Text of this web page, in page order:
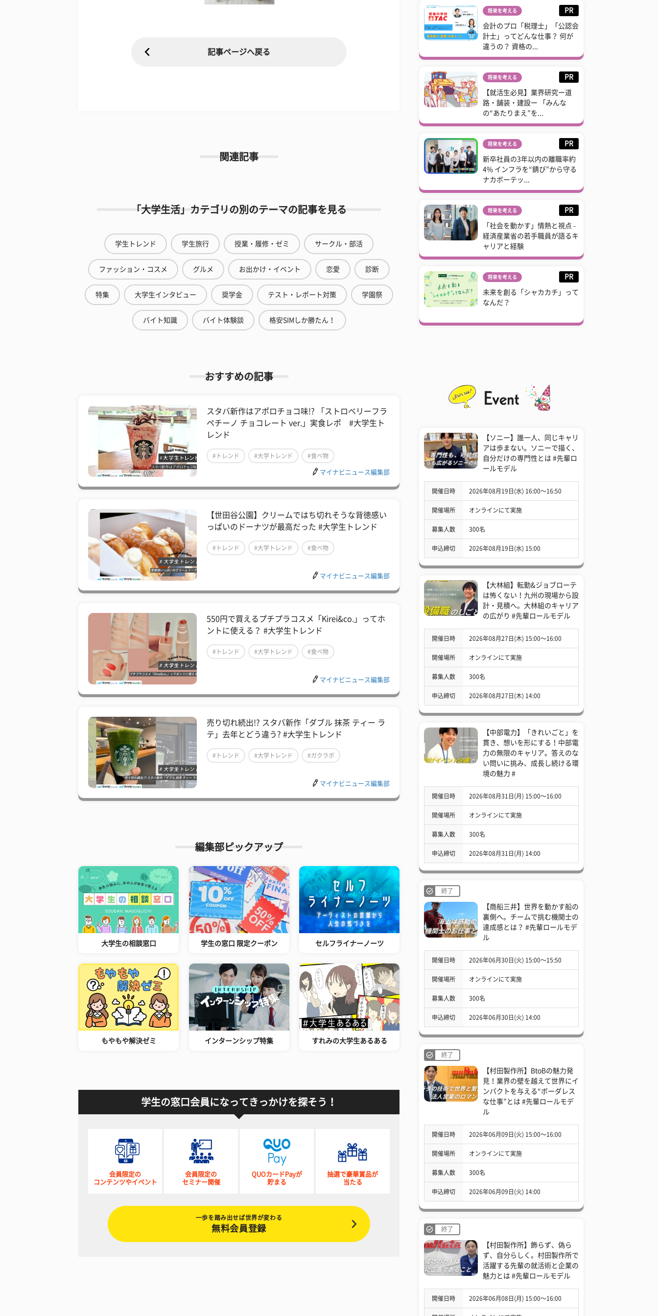
記事ページへ戻る
関連記事
「大学生活」カテゴリの別のテーマの記事を見る
学生トレンド 学生旅行 授業・履修・ゼミ サークル・部活
ファッション・コスメ グルメ お出かけ・イベント 恋愛 診断
特集 大学生インタビュー 奨学金 テスト・レポート対策 学園祭
バイト知識 バイト体験談 格安SIMしか勝たん！
おすすめの記事
スタバ新作はアポロチョコ味!? 「ストロベリーフラ
ペチーノ チョコレート ver.」実食レポ #大学生ト
レンド
#トレンド #大学トレンド #食べ物
マイナビニュース編集部
【世田谷公園】クリームではち切れそうな背徳感い
っぱいのドーナツが最高だった #大学生トレンド
#トレンド #大学トレンド #食べ物
マイナビニュース編集部
550円で買えるプチプラコスメ「Kirei&co.」ってホ
ントに使える？ #大学生トレンド
#トレンド #大学トレンド #食べ物
マイナビニュース編集部
売り切れ続出!? スタバ新作「ダブル 抹茶 ティー ラ
テ」去年とどう違う? #大学生トレンド
#トレンド #大学トレンド #ガクラボ
マイナビニュース編集部
編集部ピックアップ
大学生の相談窓口 学生の窓口 限定クーポン セルフライナーノーツ
もやもや解決ゼミ インターンシップ特集 すれみの大学生あるある
学生の窓口会員になってきっかけを探そう！
会員限定の
コンテンツやイベント
会員限定の
セミナー開催
QUOカードPayが
貯まる
抽選で豪華賞品が
当たる
一歩を踏み出せば世界が変わる
無料会員登録
将来を考える PR
会計のプロ「税理士」「公認会
計士」ってどんな仕事？ 何が
違うの？ 資格の...
将来を考える PR
【就活生必見】業界研究ー道
路・舗装・建設ー 「みんな
の“あたりまえ”を...
将来を考える PR
新卒社員の3年以内の離職率約
4% インフラを“錆び”から守る
ナカボーテッ...
将来を考える PR
「社会を動かす」情熱と視点 -
経済産業省の若手職員が語るキ
ャリアと経験
将来を考える PR
未来を創る「シャカカチ」って
なんだ？
【ソニー】誰一人、同じキャリ
アは歩まない。ソニーで描く、
自分だけの専門性とは #先輩ロ
ールモデル
開催日時 2026年08月19日(水) 16:00〜16:50
開催場所 オンラインにて実施
募集人数 300名
申込締切 2026年08月19日(水) 15:00
【大林組】転勤&ジョブローテ
は怖くない！九州の現場から設
計・見積へ。大林組のキャリア
の広がり #先輩ロールモデル
開催日時 2026年08月27日(木) 15:00〜16:00
開催場所 オンラインにて実施
募集人数 300名
申込締切 2026年08月27日(木) 14:00
【中部電力】「きれいごと」を
貫き、想いを形にする！中部電
力の無限のキャリア。答えのな
い問いに挑み、成長し続ける環
境の魅力 #
開催日時 2026年08月31日(月) 15:00〜16:00
開催場所 オンラインにて実施
募集人数 300名
申込締切 2026年08月31日(月) 14:00
終了
【商船三井】世界を動かす船の
裏側へ。チームで挑む機関士の
達成感とは？ #先輩ロールモデ
ル
開催日時 2026年06月30日(火) 15:00〜15:50
開催場所 オンラインにて実施
募集人数 300名
申込締切 2026年06月30日(火) 14:00
終了
【村田製作所】BtoBの魅力発
見！業界の壁を越えて世界にイ
ンパクトを与える“ボーダレス
な仕事”とは #先輩ロールモデ
ル
開催日時 2026年06月09日(火) 15:00〜16:00
開催場所 オンラインにて実施
募集人数 300名
申込締切 2026年06月09日(火) 14:00
終了
【村田製作所】飾らず、偽ら
ず、自分らしく。村田製作所で
活躍する先輩の就活術と企業の
魅力とは #先輩ロールモデル
開催日時 2026年06月08日(月) 15:00〜16:00